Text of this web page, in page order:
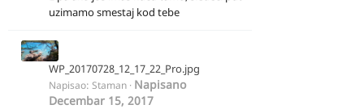
uzimamo smestaj kod tebe
WP_20170728_12_17_22_Pro.jpg
Napisao: Staman · Napisano
Decembar 15, 2017